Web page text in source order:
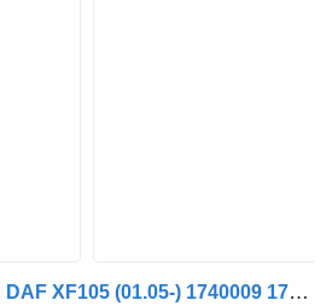
Кермовий редуктор DAF XF105 (01.05-) 1740009 1786651 до тягача DAF XF95, XF105 (2001-2014)